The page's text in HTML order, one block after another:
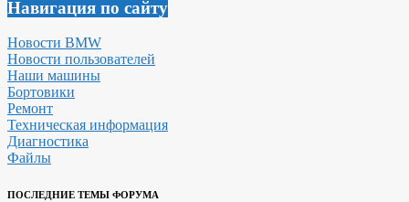
Навигация по сайту
Новости BMW
Новости пользователей
Наши машины
Бортовики
Ремонт
Техническая информация
Диагностика
Файлы
ПОСЛЕДНИЕ ТЕМЫ ФОРУМА